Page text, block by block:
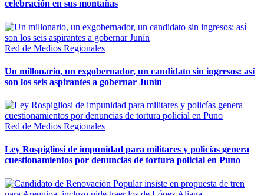
celebración en sus montañas
Red de Medios Regionales
Un millonario, un exgobernador, un candidato sin ingresos: así
son los seis aspirantes a gobernar Junín
Red de Medios Regionales
Ley Rospigliosi de impunidad para militares y policías genera
cuestionamientos por denuncias de tortura policial en Puno